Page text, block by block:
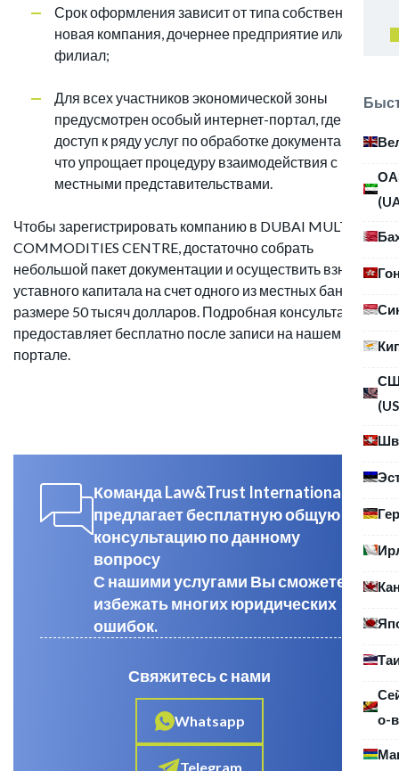
о-
Срок оформления зависит от типа собственности:
новая компания, дочернее предприятие или
филиал;
Для всех участников экономической зоны
предусмотрен особый интернет-портал, где есть
доступ к ряду услуг по обработке документации,
что упрощает процедуру взаимодействия с
местными представительствами.
Чтобы зарегистрировать компанию в DUBAI MULTI
COMMODITIES CENTRE, достаточно собрать
небольшой пакет документации и осуществить взнос
уставного капитала на счет одного из местных банков в
размере 50 тысяч долларов. Подробная консультация
предоставляет бесплатно после записи на нашем
портале.
Команда Law&Trust International
предлагает бесплатную общую
консультацию по данному
вопросу
С нашими услугами Вы сможете
избежать многих юридических
ошибок.
Свяжитесь с нами
Whatsapp
Telegram